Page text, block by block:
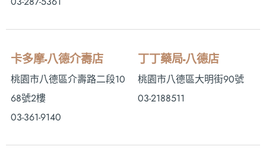
卡多摩-八德介壽店
桃園市八德區介壽路二段10
68號2樓
03-361-9140
丁丁藥局-八德店
桃園市八德區大明街90號
03-2188511